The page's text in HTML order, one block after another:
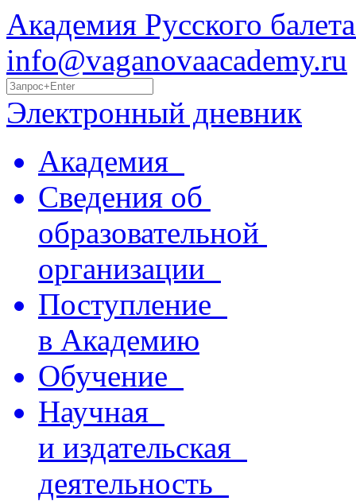
Академия Русского
info@vaganovaacademy.ru
Электронный дневник
Академия
Сведения об
образовательной
организации
Поступление
в Академию
Обучение
Научная
и издательская
деятельность